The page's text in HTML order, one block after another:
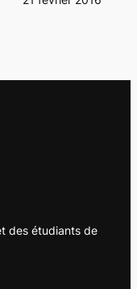
des étudiants de